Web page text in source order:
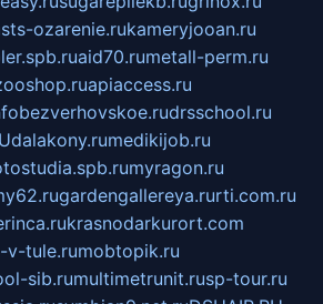
ozarenie.rukameryjooan.ru
aid70.rumetall-perm.ru
apiaccess.ru
bezverhovskoe.rudrsschool.ru
dalakony.rumedikijob.ru
myragon.ru
gardengallereya.rurti.com.ru
krasnodarkurort.com
v-tule.rumobtopik.ru
sib.rumultimetrunit.rusp-tour.ru